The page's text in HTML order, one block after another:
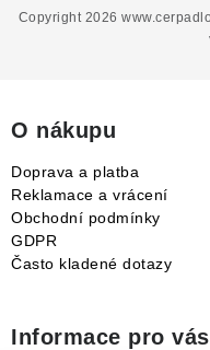
Copyright 2026
O nákupu
Doprava a platba
Reklamace a vrácení
Obchodní podmínky
GDPR
Často kladené dotazy
Informace pro vás